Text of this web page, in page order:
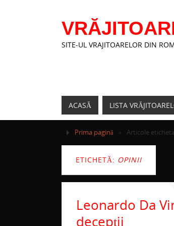
SITE-UL VRAJITOARELOR DIN
ACASĂ LISTA
Prima pagină » Articole
ETICHETĂ: OPINII
Leonardo Da
decepţii